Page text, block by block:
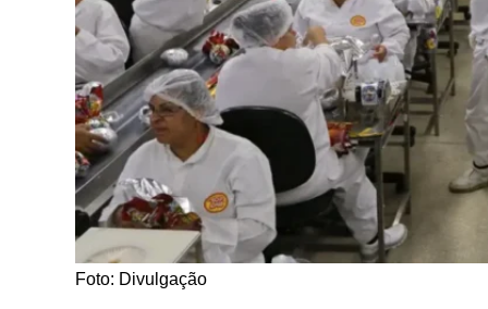
Foto: Divulgação